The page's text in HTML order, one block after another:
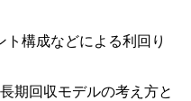
構成などによる利回り
期回収モデルの考え方と